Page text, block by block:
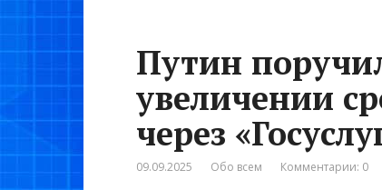
Путин
увеличении
через
09.09.2025 Обо всем Комментарии: 0